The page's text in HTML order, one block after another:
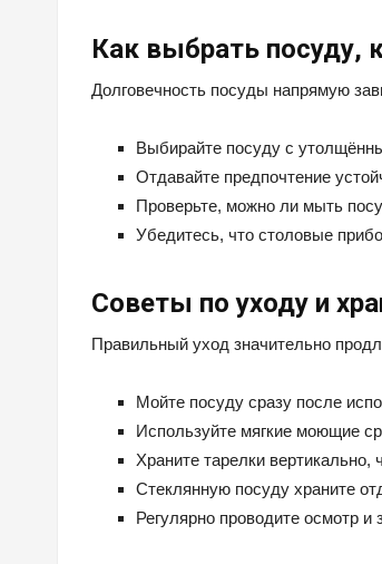
Как выбрать посуду,
Долговечность посуды напрямую
Выбирайте посуду с
Отдавайте предпочтение
Проверьте, можно ли мыть
Убедитесь, что столовые
Советы по уходу и
Правильный уход значительно
Мойте посуду сразу после
Используйте мягкие моющие
Храните тарелки вертикально,
Стеклянную посуду храните
Регулярно проводите осмотр